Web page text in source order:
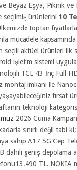
Beyaz Eşya, Piknik
seçilmiş ürünlerini 10
toptan
mücadele kapsamında
seçili aktüel ürünleri ilk
işletim sistemi
TCL 43 İnç Full
montaj imkanı ile
fırsat
teknoloji
2026 Cuma
sınırlı değil tabi
sahip A17 5G Cep
dahili geniş depolama
TL. NOKIA